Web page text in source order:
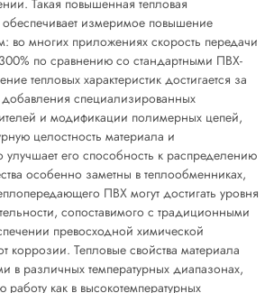
Такая повышенная тепловая
обеспечивает измеримое повышение
во многих приложениях скорость передачи
300% по сравнению со стандартными ПВХ-
тепловых характеристик достигается за
добавления специализированных
и модификации полимерных цепей,
целостность материала и
его способность к распределению
особенно заметны в теплообменниках,
ПВХ могут достигать уровня
сопоставимого с традиционными
превосходной химической
коррозии. Тепловые свойства материала
в различных температурных диапазонах,
работу как в высокотемпературных